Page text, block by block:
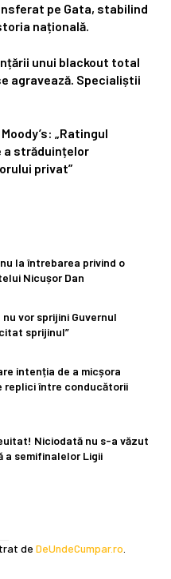
pe Gata, stabilind
națională.
unui blackout total
agravează. Specialiștii
„Ratingul
a străduințelor
privat”
la întrebarea privind o
Nicușor Dan
vor sprijini Guvernul
sprijinul”
intenția de a micșora
replici între conducătorii
Niciodată nu s-a văzut
a semifinalelor Ligii
de DeUndeCumpar.ro